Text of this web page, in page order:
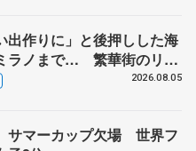
出作りに」と後押しした海
ラノまで… 繁華街のリン
のお兄さんも味方に 小林
2026.08.05
サマーカップ欠場 世界フ